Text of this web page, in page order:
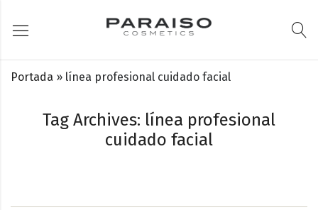
Tag Archives: línea profesional
cuidado facial
Portada » línea profesional cuidado facial